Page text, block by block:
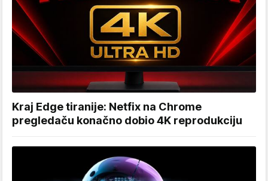
Kraj Edge tiranije: Netfix na Chrome
pregledaču konačno dobio 4K reprodukciju